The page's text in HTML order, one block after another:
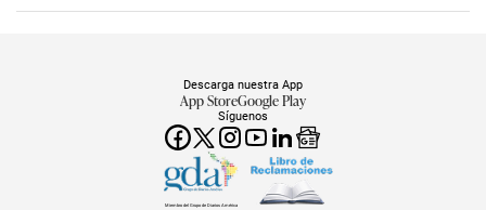
Síguenos
Descarga nuestra App
App StoreGoogle Play
Miembro del Grupo de Diarios América